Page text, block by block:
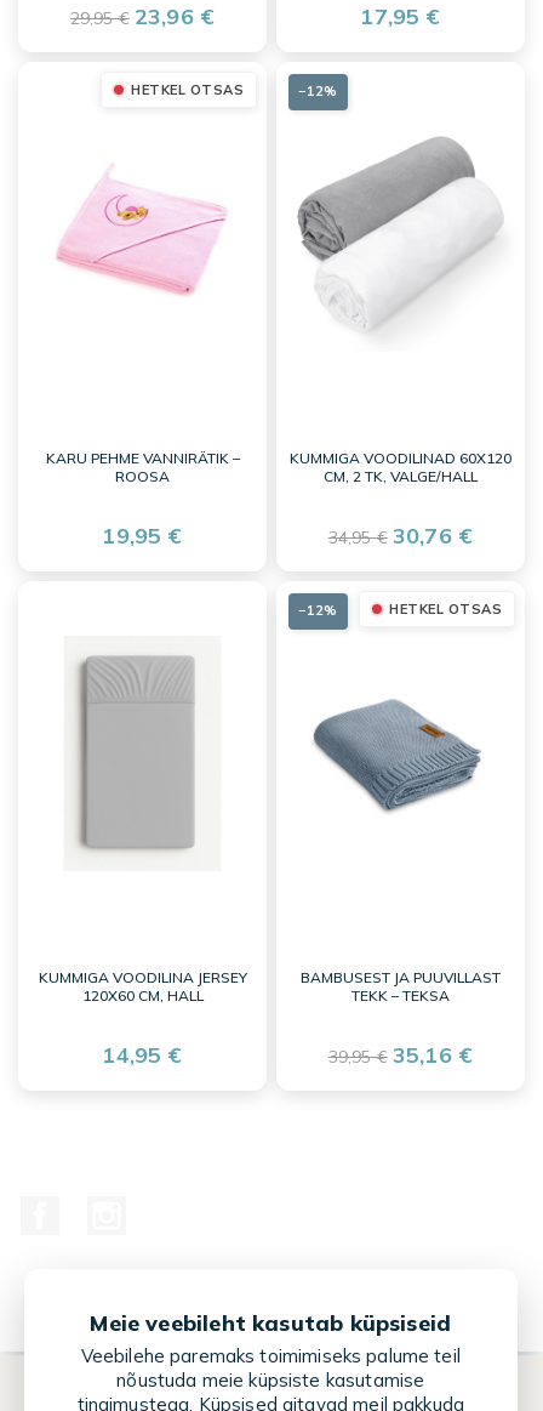
29,95 € 23,96 € 17,95 €
HETKEL OTSAS
KARU PEHME VANNIRÄTIK –
ROOSA
19,95 €
KUMMIGA VOODILINAD 60X120
CM, 2 TK, VALGE/HALL
34,95 € 30,76 €
−12%
KUMMIGA VOODILINA JERSEY
120X60 CM, HALL
14,95 €
HETKEL OTSAS
BAMBUSEST JA PUUVILLAST
TEKK – TEKSA
39,95 € 35,16 €
−12%
Meie veebileht kasutab küpsiseid
Veebilehe paremaks toimimiseks palume teil
nõustuda meie küpsiste kasutamise
tingimustega. Küpsised aitavad meil pakkuda